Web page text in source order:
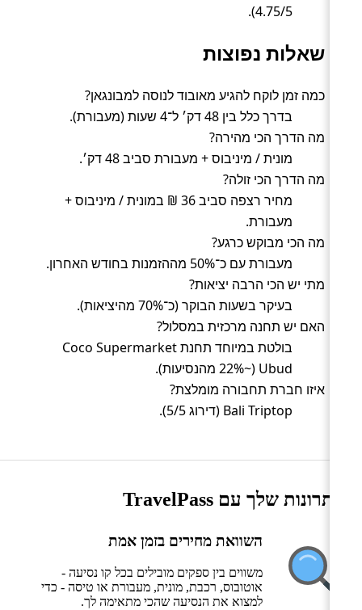
4.75/5).
שאלות נפוצות
כמה זמן לוקח להגיע מאובוד לנוסה למבונגאן?
בדרך כלל בין 48 דק׳ ל־4 שעות (מעבורת).
מה הדרך הכי מהירה?
מונית / מיניבוס + מעבורת סביב 48 דק׳.
מה הדרך הכי זולה?
מחיר רצפה סביב 36 ₪ במונית / מיניבוס +
מעבורת.
מה הכי מבוקש כרגע?
מעבורת עם כ־50% מההזמנות בחודש האחרון.
מתי יש הכי הרבה יציאות?
בעיקר בשעות הבוקר (כ־70% מהיציאות).
האם יש תחנה מרכזית במסלול?
בולטת במיוחד תחנת Coco Supermarket
Ubud (~22% מהנסיעות).
איזו חברת תחבורה מומלצת?
Bali Triptop (דירוג 5/5).
היתרונות שלך עם TravelPass
השוואת מחירים בזמן אמת
משווים בין ספקים מובילים בכל קו נסיעה -
אוטובוס, רכבת, מונית, מעבורת או טיסה - כדי
למצוא את הנסיעה שהכי מתאימה לך.